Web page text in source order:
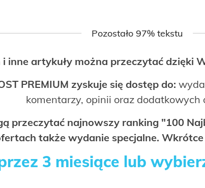
Pozostało 97% tekstu
i inne artykuły można przeczytać dzięki
PREMIUM zyskuje się dostęp do:
komentarzy, opinii oraz dodatkowych
przeczytać najnowszy ranking "100
także wydanie specjalne.
3 miesiące lub